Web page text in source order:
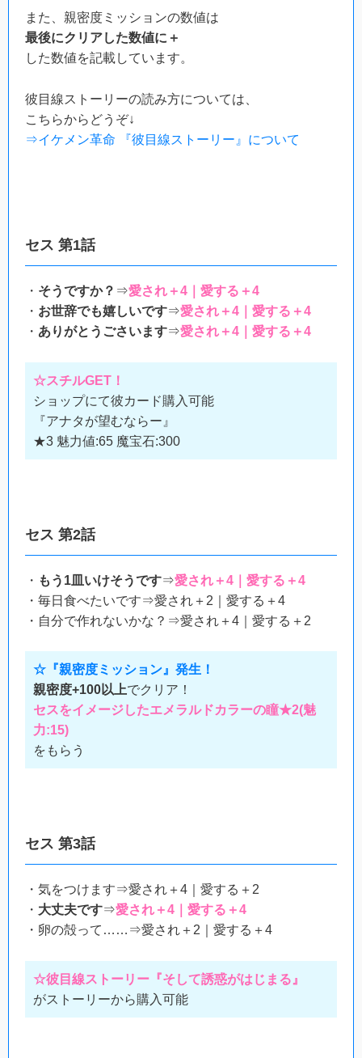
また、親密度ミッションの数値は
最後にクリアした数値に＋
した数値を記載しています。
彼目線ストーリーの読み方については、
こちらからどうぞ↓
⇒イケメン革命 『彼目線ストーリー』について
セス 第1話
・ そうですか？ ⇒愛され＋4｜愛する＋4
・ お世辞でも嬉しいです⇒愛され＋4｜愛する＋4
・ ありがとうごさいます⇒愛され＋4｜愛する＋4
☆スチルGET！
ショップにて彼カード購入可能
『アナタが望むならー』
★3 魅力値:65 魔宝石:300
セス 第2話
・ もう1皿いけそうです⇒愛され＋4｜愛する＋4
・毎日食べたいです⇒愛され＋2｜愛する＋4
・自分で作れないかな？⇒愛され＋4｜愛する＋2
☆『親密度ミッション』発生！
親密度+100以上でクリア！
セスをイメージしたエメラルドカラーの瞳★2(魅
力:15)
をもらう
セス 第3話
・気をつけます⇒愛され＋4｜愛する＋2
・ 大丈夫です⇒愛され＋4｜愛する＋4
・卵の殻って……⇒愛され＋2｜愛する＋4
☆彼目線ストーリー『そして誘惑がはじまる』
がストーリーから購入可能